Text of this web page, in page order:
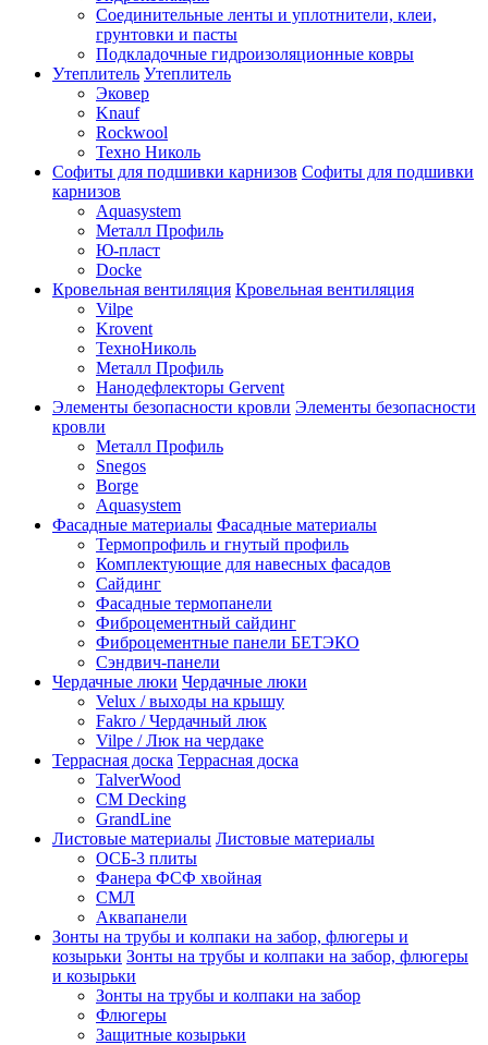
Соединительные ленты и уплотнители, клеи,
грунтовки и пасты
Подкладочные гидроизоляционные ковры
Утеплитель Утеплитель
Эковер
Knauf
Rockwool
Техно Николь
Софиты для подшивки карнизов Софиты для подшивки
карнизов
Aquasystem
Металл Профиль
Ю-пласт
Docke
Кровельная вентиляция Кровельная вентиляция
Vilpe
Krovent
ТехноНиколь
Металл Профиль
Нанодефлекторы Gervent
Элементы безопасности кровли Элементы безопасности
кровли
Металл Профиль
Snegos
Borge
Aquasystem
Фасадные материалы Фасадные материалы
Термопрофиль и гнутый профиль
Комплектующие для навесных фасадов
Сайдинг
Фасадные термопанели
Фиброцементный сайдинг
Фиброцементные панели БЕТЭКО
Сэндвич-панели
Чердачные люки Чердачные люки
Velux / выходы на крышу
Fakro / Чердачный люк
Vilpe / Люк на чердаке
Террасная доска Террасная доска
TalverWood
CM Decking
GrandLine
Листовые материалы Листовые материалы
ОСБ-3 плиты
Фанера ФСФ хвойная
СМЛ
Аквапанели
Зонты на трубы и колпаки на забор, флюгеры и
козырьки Зонты на трубы и колпаки на забор, флюгеры
и козырьки
Зонты на трубы и колпаки на забор
Флюгеры
Защитные козырьки